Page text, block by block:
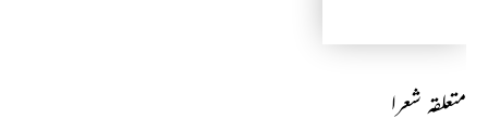
متعلقہ شعرا